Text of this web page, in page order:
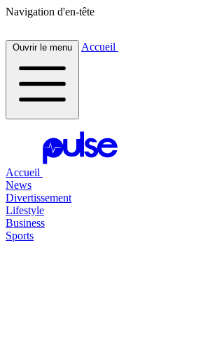
Navigation d'en-tête
Ouvrir le menu Accueil
Accueil
News
Divertissement
Lifestyle
Business
Sports